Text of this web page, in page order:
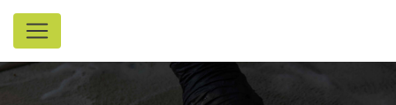
Panneau de gestion des cookies